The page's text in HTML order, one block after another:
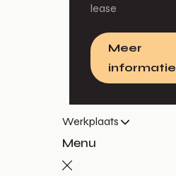
lease
Meer
informatie
Werkplaats
Menu